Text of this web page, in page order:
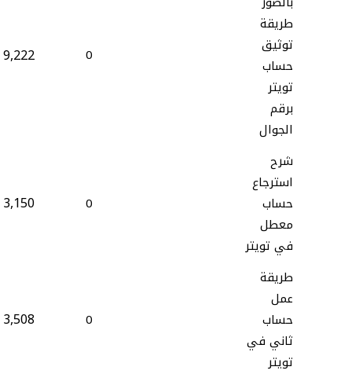
طريقة
توثيق
حساب
تويتر
برقم
الجوال
0
9,222
شرح
استرجاع
حساب
معطل
في تويتر
0
3,150
طريقة
عمل
حساب
ثاني في
تويتر
0
3,508